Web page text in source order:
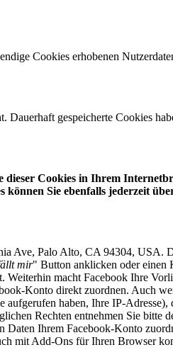
Cookies erhobenen
gespeicherte Cookies
dieser Cookies in Ihrem
Sie ebenfalls jederzeit
Ave, Palo Alto, CA 94304, USA.
mir" Button anklicken oder einen
macht Facebook Ihre
Konto direkt zuordnen. Auch
haben, Ihre IP-Adresse),
Rechten entnehmen Sie bitte
Daten Ihrem Facebook-Konto
mit Add-Ons für Ihren Browser